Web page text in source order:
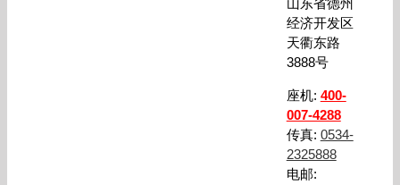
山东省德州
经济开发区
天衢东路
3888号
座机: 400-
007-4288
传真: 0534-
2325888
电邮: